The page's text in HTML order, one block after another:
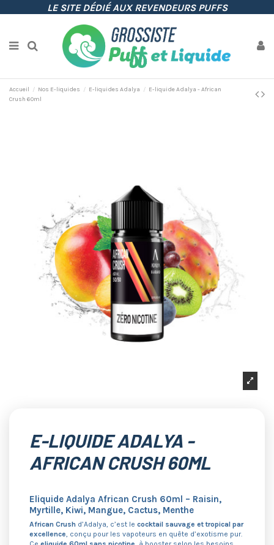
LE SITE DÉDIÉ AUX REVENDEURS PUFFS
Accueil Nos E-liquides E-liquides Adalya
E-liquide Adalya - African
Crush 60ml
E-LIQUIDE ADALYA -
AFRICAN CRUSH 60ML
Eliquide Adalya African Crush 60ml – Raisin,
Myrtille, Kiwi, Mangue, Cactus, Menthe
African Crush d’Adalya, c’est lecocktail sauvage et tropical par
excellence, conçu pour les vapoteurs en quête d’exotisme pur.